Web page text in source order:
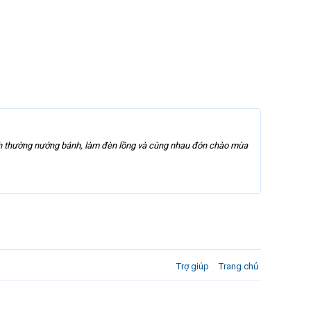
nướng bánh, làm đèn lồng và cùng nhau đón chào mùa
Trợ giúp Trang chủ